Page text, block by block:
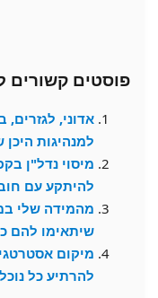
פוסטים קשורים
אדוני,
למנהיגות
מיסוי נדל"ן
להיתקע עם
מהמידה שלי
שיתאימו להם
מיקום
להרתיע כל